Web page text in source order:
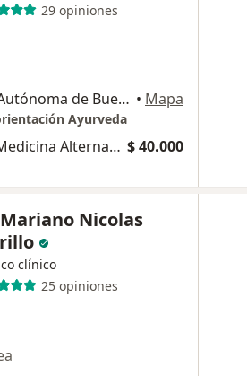
29 opiniones
Franklin 430, Ciudad Autónoma de Buenos Aires • Mapa
Ayurveda
Consultas sucesivas Medicina Alternativa $ 40.000
Nicolas
clínico
25 opiniones